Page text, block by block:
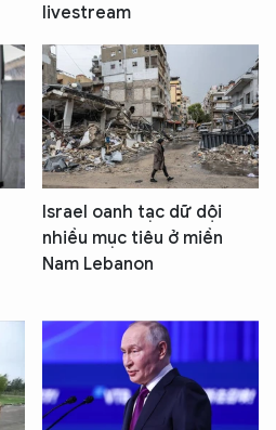
livestream
Israel oanh tạc dữ dội
nhiều mục tiêu ở miền
Nam Lebanon